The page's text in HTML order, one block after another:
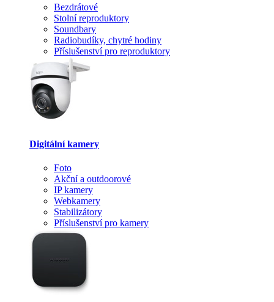
Bezdrátové
Stolní reproduktory
Soundbary
Radiobudíky, chytré hodiny
Příslušenství pro reproduktory
Digitální kamery
Foto
Akční a outdoorové
IP kamery
Webkamery
Stabilizátory
Příslušenství pro kamery